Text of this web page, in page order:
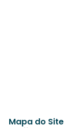
Mapa do Site